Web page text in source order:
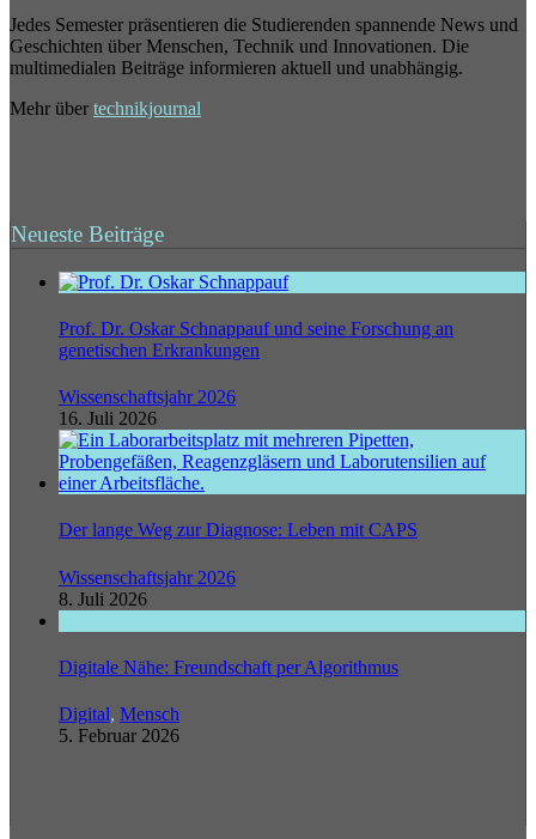
Jedes Semester präsentieren die Studierenden spannende News und
Geschichten über Menschen, Technik und Innovationen. Die
multimedialen Beiträge informieren aktuell und unabhängig.
Mehr über technikjournal
Neueste Beiträge
Prof. Dr. Oskar Schnappauf und seine Forschung an
genetischen Erkrankungen
Wissenschaftsjahr 2026
16. Juli 2026
Der lange Weg zur Diagnose: Leben mit CAPS
Wissenschaftsjahr 2026
8. Juli 2026
Digitale Nähe: Freundschaft per Algorithmus
Digital, Mensch
5. Februar 2026